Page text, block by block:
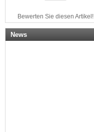
Bewerten Sie diesen Artikel!
News